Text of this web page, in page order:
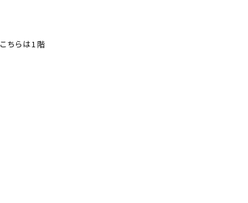
こちらは1階